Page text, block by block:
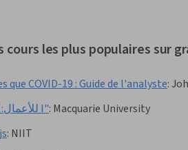
cours les plus populaires sur
COVID-19 : Guide de l'analyste:
مهارات Excel للأعمال: المستوى "المتوسط I": Macquarie University
: NIIT